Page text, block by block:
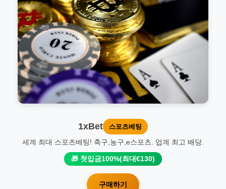
1xBet 스포츠베팅
세계 최대 스포츠베팅! 축구,농구,e스포츠. 업계 최고 배당.
🎁 첫입금100%(최대€130)
구매하기